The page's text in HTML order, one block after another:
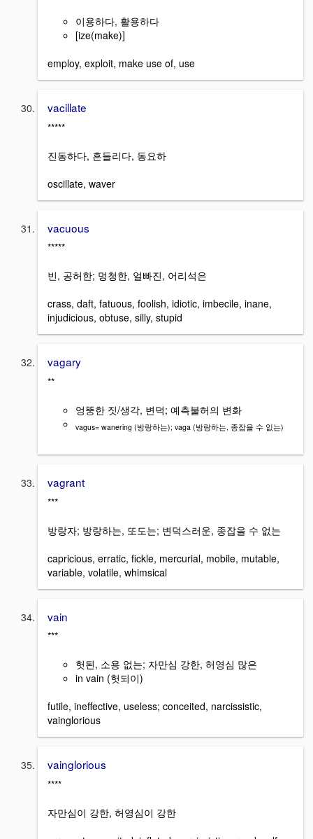
이용하다, 활용하다
[ize(make)]
employ, exploit, make use of, use
vacillate
*****
진동하다, 흔들리다, 동요하
oscillate, waver
vacuous
*****
빈, 공허한; 멍청한, 얼빠진, 어리석은
crass, daft, fatuous, foolish, idiotic, imbecile, inane,
injudicious, obtuse, silly, stupid
vagary
**
엉뚱한 짓/생각, 변덕; 예측불허의 변화
vagus= wanering (방랑하는); vaga (방랑하는, 종잡을 수 잆는)
vagrant
***
방랑자; 방랑하는, 또도는; 변덕스러운, 종잡을 수 없는
capricious, erratic, fickle, mercurial, mobile, mutable,
variable, volatile, whimsical
vain
***
헛된, 소용 없는; 자만심 강한, 허영심 많은
in vain (헛되이)
futile, ineffective, useless; conceited, narcissistic,
vainglorious
vainglorious
****
자만심이 강한, 허영심이 강한